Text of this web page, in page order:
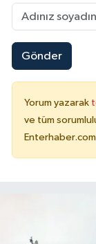
Gönder
Yorum yazarak
ve tüm